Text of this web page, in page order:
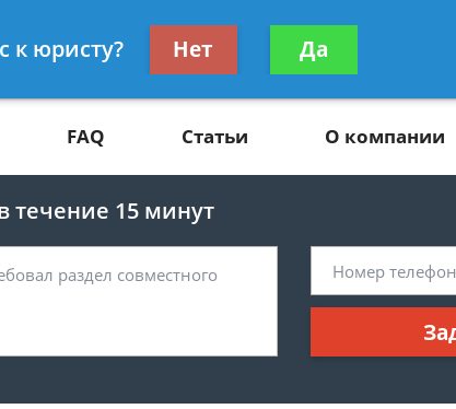
Получите консультацию
бесплатно
FAQ Статьи О компании
течение 15 минут
к юристу? Нет Да